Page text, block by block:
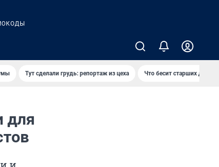
Тут сделали грудь: репортаж из цеха Что бесит старших детей
для